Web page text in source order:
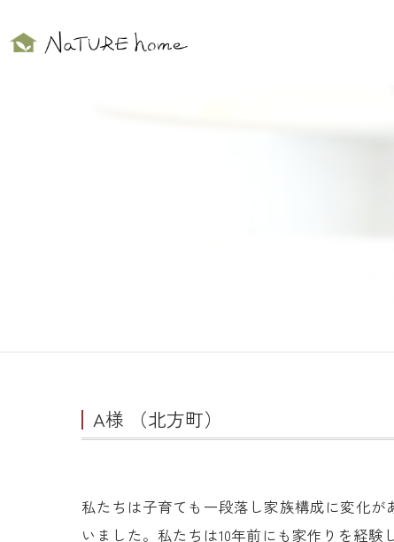
A様 （北方町）
私たちは子育ても一段落し家族構成に変化
いました。私たちは10年前にも家作りを経